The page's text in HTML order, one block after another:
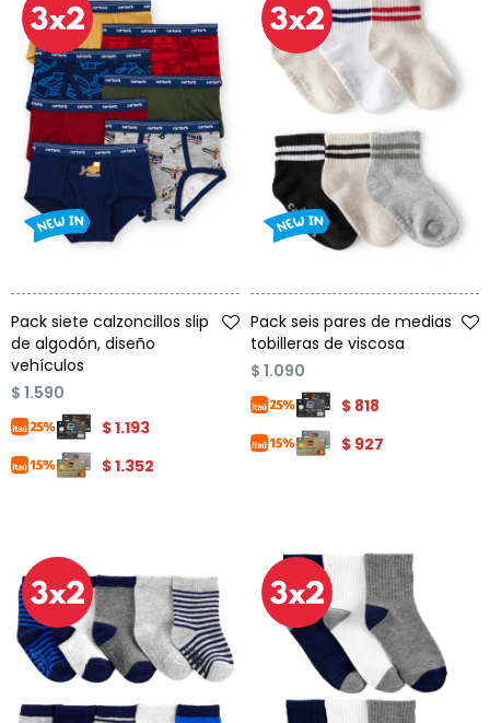
Pack siete calzoncillos slip
de algodón, diseño
vehículos
$ 1.590
$1.193
$1.352
Pack seis pares de medias
tobilleras de viscosa
$ 1.090
$ 818
$ 927